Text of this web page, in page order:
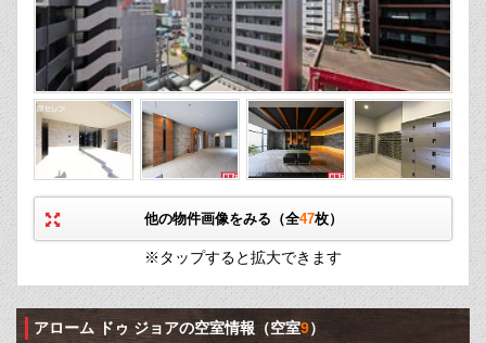
他の物件画像をみる（全47枚）
※タップすると拡大できます
アローム ドゥ ジョアの空室情報（空室9）